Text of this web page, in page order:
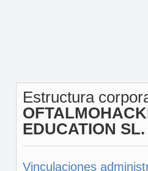
Estructura
EDUCATION SL.
Vinculaciones